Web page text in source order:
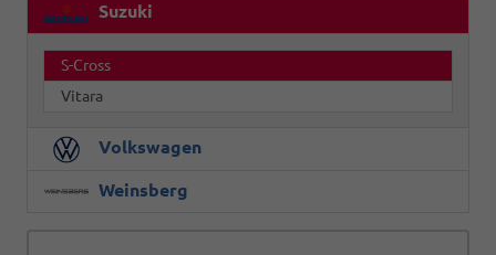
Suzuki
S-Cross
Vitara
Volkswagen
Weinsberg